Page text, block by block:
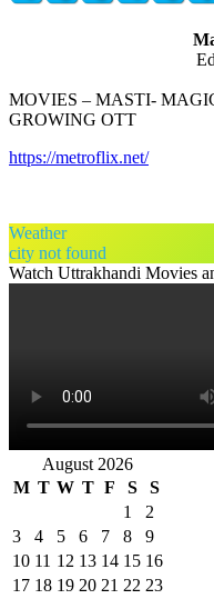
MOVIES – MASTI-
GROWING OTT
https://metroflix.net/
Weather
city not found
Watch Uttrakhandi Movies
August 2026
M T W T F S
S
1
2
3
4 5 6 7 8
9
10 11 12 13 14 15 16
17 18 19 20 21 22 23